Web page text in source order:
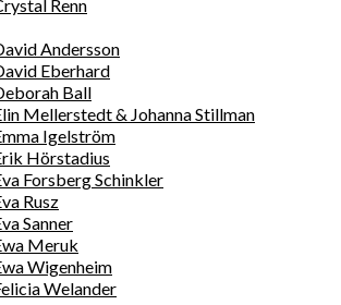
Renn
Andersson
Eberhard
Ball
Mellerstedt & Johanna Stillman
Igelström
Hörstadius
Forsberg Schinkler
Rusz
Sanner
Meruk
Wigenheim
Welander